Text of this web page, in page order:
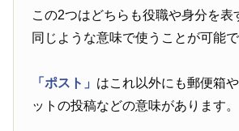
この2つはどちらも役職や身分を表
同じような意味で使うことが可能で
「ポスト」 はこれ以外にも郵便箱
ットの投稿などの意味があります。